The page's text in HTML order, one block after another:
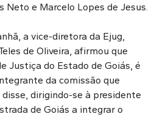
Neto e Marcelo Lopes de Jesus.
a vice-diretora da Ejug,
de Oliveira, afirmou que
Justiça do Estado de Goiás, é
da comissão que
disse, dirigindo-se à presidente
de Goiás a integrar o